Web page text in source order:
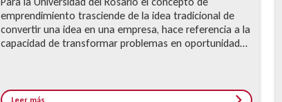
emprendimiento trasciende de la idea tradicional de
convertir una idea en una empresa, hace referencia a la
capacidad de transformar problemas en oportunidades
Leer más